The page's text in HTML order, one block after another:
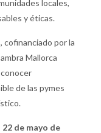
locales,
y éticas.
, cofinanciado por la
Mallorca
de las pymes
de mayo de